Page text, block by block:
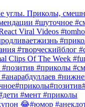
углы. Приколы,
#шуточное
Viral Videos
#творческийблог
Clips Of The Week
#приколы
#мент #приколы
😂#юмор